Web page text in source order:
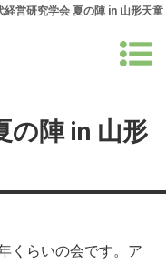
経営研究学会 夏の陣 in 山形天童
の陣 in 山形
くらいの会です。ア